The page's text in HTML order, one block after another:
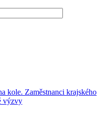
kole. Zaměstnanci krajského
výzvy